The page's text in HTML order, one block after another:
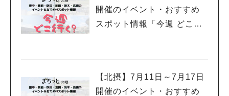
開催のイベント・おすすめ
スポット情報「今週 どこい
【北摂】7月11日～7月17日
開催のイベント・おすすめ